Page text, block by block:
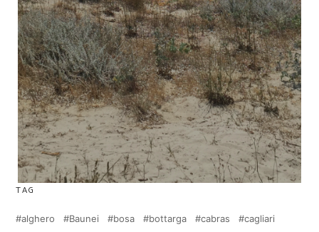
TAG
alghero Baunei bosa bottarga cabras
cagliari